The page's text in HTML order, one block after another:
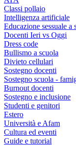
Classi pollaio
Intelligenza artificiale
Educazione sessuale a
Docenti Ieri vs Oggi
Dress code
Bullismo a scuola
Divieto cellulari
Sostegno docenti
Sostegno scuola -
Burnout docenti
Sostegno e inclusione
Studenti e genitori
Estero
Università e Afam
Cultura ed eventi
Guide e tutorial